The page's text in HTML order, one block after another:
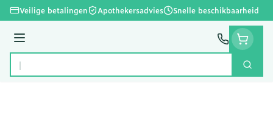
Ga naar de inhoud
Veilige betalingen Apothekersadvies Snelle beschikbaarheid
Menu
Product, merk, categorie...
Zoek